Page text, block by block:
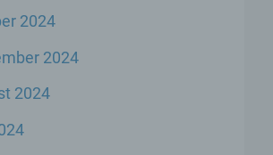
2024
2024
2024